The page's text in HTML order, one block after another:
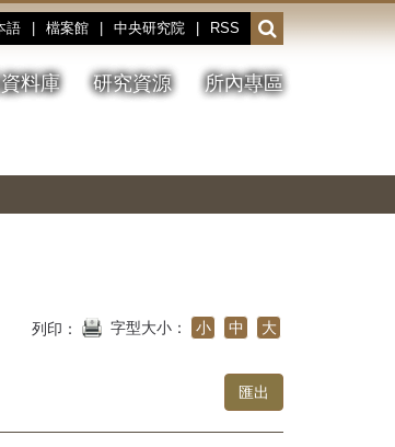
語 檔案館 中央研究院 RSS
開
啟
或
收
料庫 研究資源 所內專區
停、
圖
圖
結
列印： 字型大小： 小 中 大